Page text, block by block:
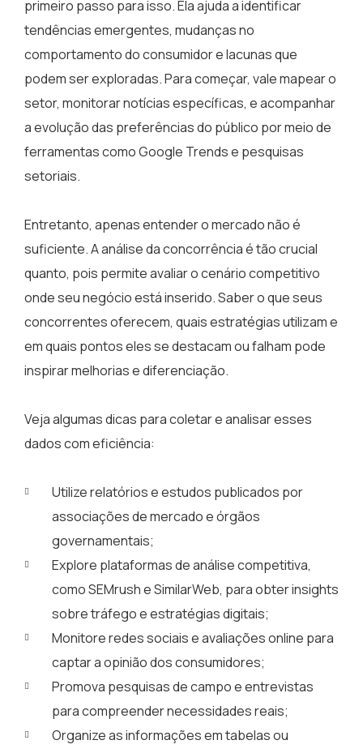
primeiro passo para isso. Ela ajuda a identificar
tendências emergentes, mudanças no
comportamento do consumidor e lacunas que
podem ser exploradas. Para começar, vale mapear o
setor, monitorar notícias específicas, e acompanhar
a evolução das preferências do público por meio de
ferramentas como Google Trends e pesquisas
setoriais.
Entretanto, apenas entender o mercado não é
suficiente. A análise da concorrência é tão crucial
quanto, pois permite avaliar o cenário competitivo
onde seu negócio está inserido. Saber o que seus
concorrentes oferecem, quais estratégias utilizam e
em quais pontos eles se destacam ou falham pode
inspirar melhorias e diferenciação.
Veja algumas dicas para coletar e analisar esses
dados com eficiência:
Utilize relatórios e estudos publicados por
associações de mercado e órgãos
governamentais;
Explore plataformas de análise competitiva,
como SEMrush e SimilarWeb, para obter insights
sobre tráfego e estratégias digitais;
Monitore redes sociais e avaliações online para
captar a opinião dos consumidores;
Promova pesquisas de campo e entrevistas
para compreender necessidades reais;
Organize as informações em tabelas ou